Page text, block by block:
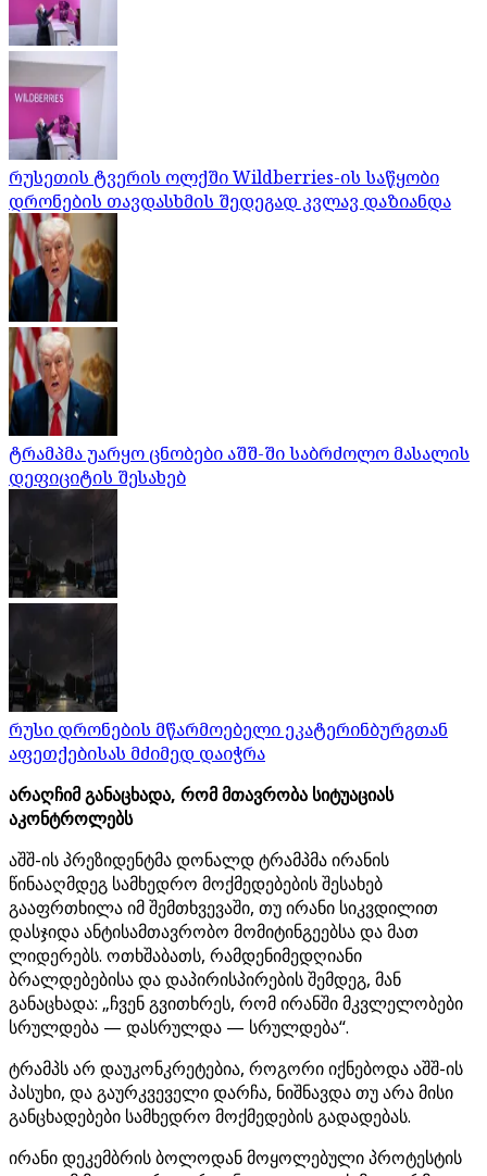
რუსეთის ტვერის ოლქში Wildberries-ის საწყობი
დრონების თავდასხმის შედეგად კვლავ დაზიანდა
ტრამპმა უარყო ცნობები აშშ-ში საბრძოლო მასალის
დეფიციტის შესახებ
რუსი დრონების მწარმოებელი ეკატერინბურგთან
აფეთქებისას მძიმედ დაიჭრა
არაღჩიმ განაცხადა, რომ მთავრობა სიტუაციას
აკონტროლებს
აშშ-ის პრეზიდენტმა დონალდ ტრამპმა ირანის
წინააღმდეგ სამხედრო მოქმედებების შესახებ
გააფრთხილა იმ შემთხვევაში, თუ ირანი სიკვდილით
დასჯიდა ანტისამთავრობო მომიტინგეებსა და მათ
ლიდერებს. ოთხშაბათს, რამდენიმედღიანი
ბრალდებებისა და დაპირისპირების შემდეგ, მან
განაცხადა: „ჩვენ გვითხრეს, რომ ირანში მკვლელობები
სრულდება — დასრულდა — სრულდება“.
ტრამპს არ დაუკონკრეტებია, როგორი იქნებოდა აშშ-ის
პასუხი, და გაურკვეველი დარჩა, ნიშნავდა თუ არა მისი
განცხადებები სამხედრო მოქმედების გადადებას.
ირანი დეკემბრის ბოლოდან მოყოლებული პროტესტის